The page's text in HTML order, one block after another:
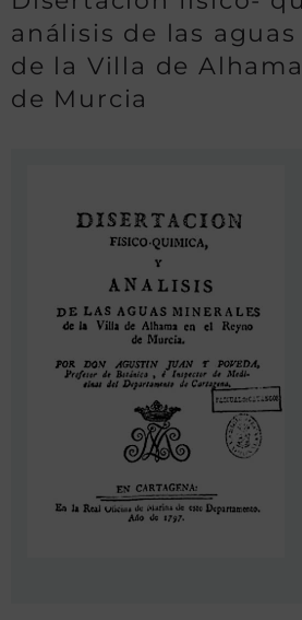
análisis de las
de la Villa de
de Murcia